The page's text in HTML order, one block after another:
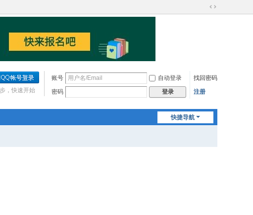
切
账号 自动登录
找回密码
密码
登录 注册
，快速开始
快捷导航